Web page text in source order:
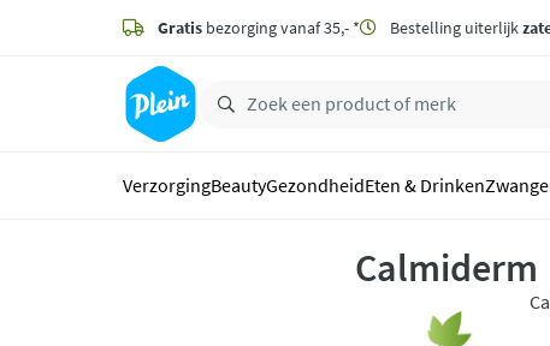
zoeken
hoofdinhoud
Gratis bezorging vanaf 35,- * Bestelling uiterlijk
VerzorgingBeautyGezondheidEten & Drinken
Calmiderm